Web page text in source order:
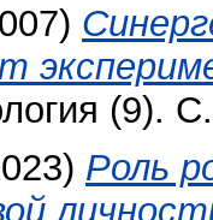
(9).
Роль